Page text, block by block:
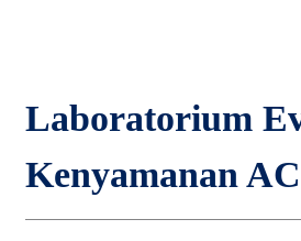
Laboratorium
Kenyamanan AC